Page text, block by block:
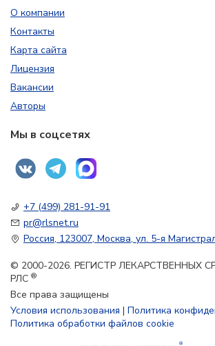
О компании
Контакты
Карта сайта
Лицензия
Вакансии
Авторы
Мы в соцсетях
+7 (499) 281-91-91
pr@rlsnet.ru
Россия, 123007, Москва, ул. 5-я
© 2000-2026. РЕГИСТР ЛЕКАРСТВЕННЫХ
РЛС ®
Все права защищены
Условия использования | Политика
Политика обработки файлов cookie